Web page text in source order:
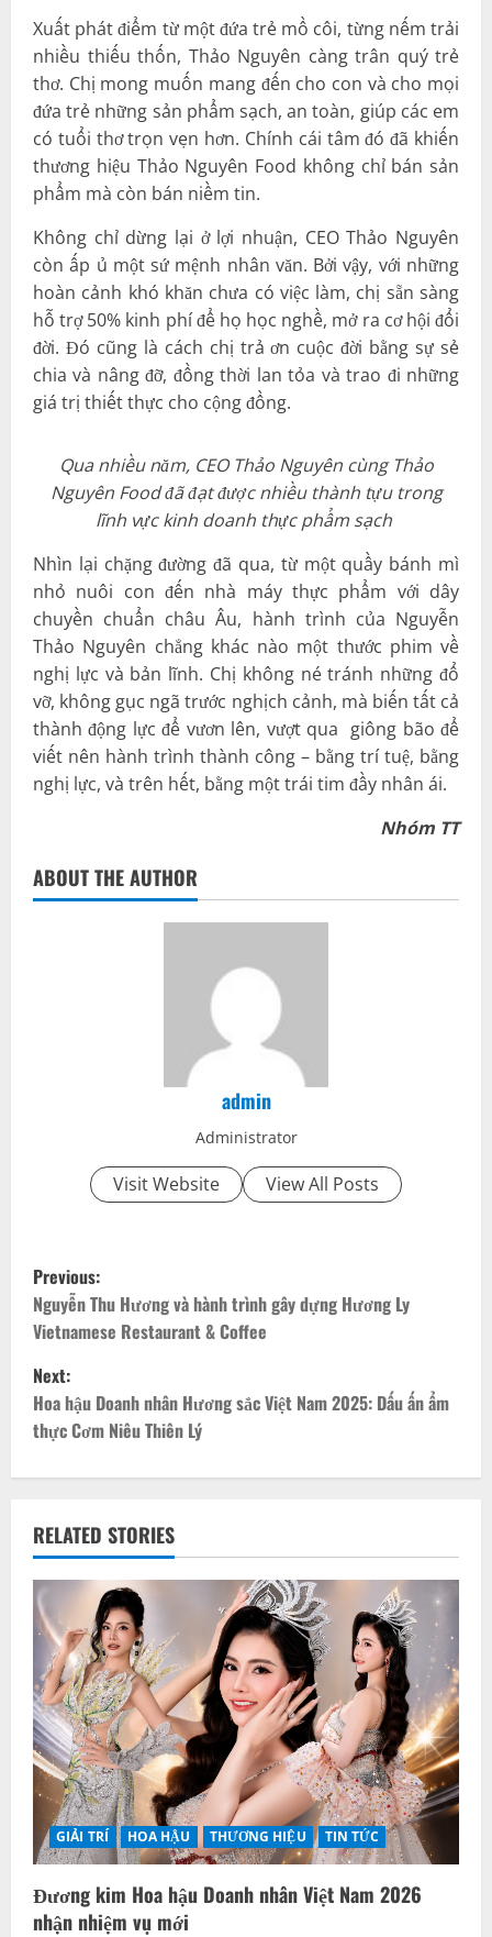
Xuất phát điểm từ một đứa trẻ mồ côi, từng nếm trải
nhiều thiếu thốn, Thảo Nguyên càng trân quý trẻ
thơ. Chị mong muốn mang đến cho con và cho mọi
đứa trẻ những sản phẩm sạch, an toàn, giúp các em
có tuổi thơ trọn vẹn hơn. Chính cái tâm đó đã khiến
thương hiệu Thảo Nguyên Food không chỉ bán sản
phẩm mà còn bán niềm tin.
Không chỉ dừng lại ở lợi nhuận, CEO Thảo Nguyên
còn ấp ủ một sứ mệnh nhân văn. Bởi vậy, với những
hoàn cảnh khó khăn chưa có việc làm, chị sẵn sàng
hỗ trợ 50% kinh phí để họ học nghề, mở ra cơ hội đổi
đời. Đó cũng là cách chị trả ơn cuộc đời bằng sự sẻ
chia và nâng đỡ, đồng thời lan tỏa và trao đi những
giá trị thiết thực cho cộng đồng.
Qua nhiều năm, CEO Thảo Nguyên cùng Thảo
Nguyên Food đã đạt được nhiều thành tựu trong
lĩnh vực kinh doanh thực phẩm sạch
Nhìn lại chặng đường đã qua, từ một quầy bánh mì
nhỏ nuôi con đến nhà máy thực phẩm với dây
chuyền chuẩn châu Âu, hành trình của Nguyễn
Thảo Nguyên chẳng khác nào một thước phim về
nghị lực và bản lĩnh. Chị không né tránh những đổ
vỡ, không gục ngã trước nghịch cảnh, mà biến tất cả
thành động lực để vươn lên, vượt qua giông bão để
viết nên hành trình thành công – bằng trí tuệ, bằng
nghị lực, và trên hết, bằng một trái tim đầy nhân ái.
Nhóm TT
ABOUT THE AUTHOR
admin
Administrator
Visit Website View All Posts
P
o
s
t
n
v
i
g
a
t
i
o
n
Previous:
Nguyễn Thu Hương và hành trình gây dựng Hương Ly
Vietnamese Restaurant & Coffee
Next:
Hoa hậu Doanh nhân Hương sắc Việt Nam 2025: Dấu ấn ẩm
thực Cơm Niêu Thiên Lý
RELATED STORIES
GIẢI TRÍ HOA HẬU THƯƠNG HIỆU TIN TỨC
Đương kim Hoa hậu Doanh nhân Việt Nam 2026
nhận nhiệm vụ mới